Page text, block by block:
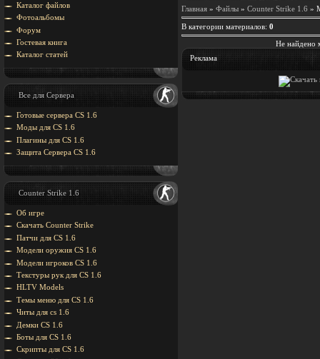
Каталог файлов
Фотоальбомы
Форум
Гостевая книга
Каталог статей
Все для Сервера
Готовые сервера CS 1.6
Моды для CS 1.6
Плагины для CS 1.6
Защита Cервера CS 1.6
Counter Strike 1.6
Об игре
Скачать Counter Strike
Патчи для CS 1.6
Модели оружия CS 1.6
Модели игроков CS 1.6
Текстуры рук для CS 1.6
HLTV Models
Темы меню для CS 1.6
Читы для cs 1.6
Демки CS 1.6
Боты для CS 1.6
Скрипты для CS 1.6
Главная » Файлы » Counter Strike 1.6 »
В категории материалов: 0
Не найдено
Реклама